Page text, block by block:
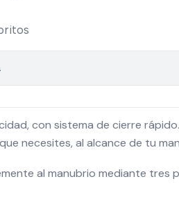
con sistema de cierre
necesites, al alcance de tu
al manubrio mediante tres